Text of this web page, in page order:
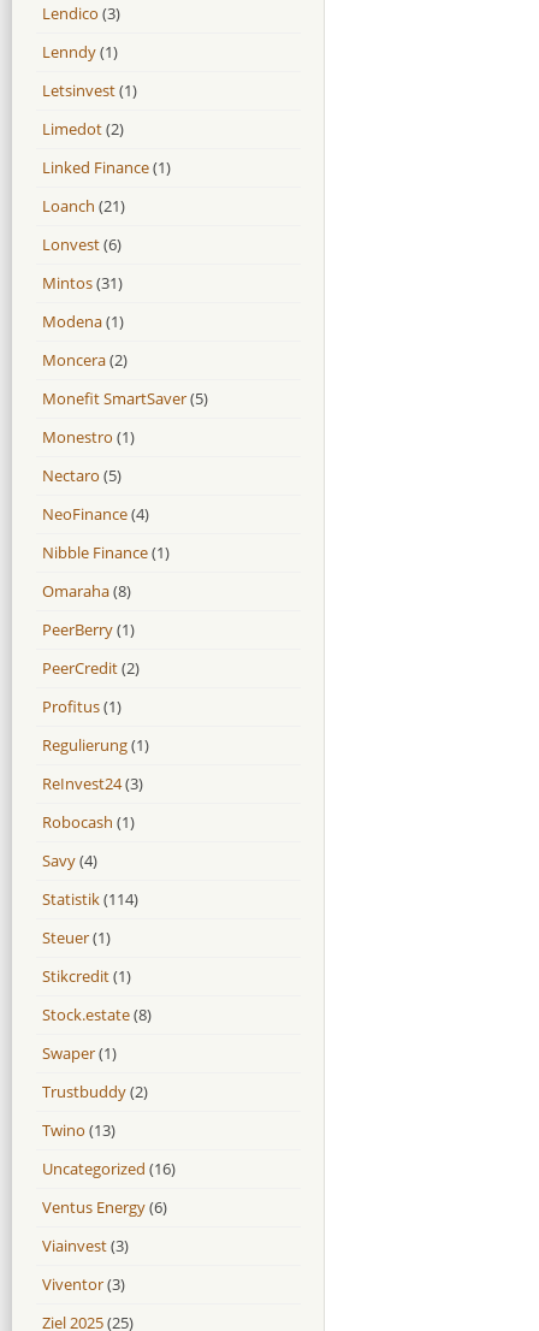
Lendico (3)
Lenndy(1)
Letsinvest(1)
Limedot(2)
Linked Finance(1)
Loanch (21)
Lonvest(6)
Mintos(31)
Modena(1)
Moncera(2)
Monefit SmartSaver(5)
Monestro (1)
Nectaro (5)
NeoFinance(4)
Nibble Finance(1)
Omaraha(8)
PeerBerry(1)
PeerCredit(2)
Profitus(1)
Regulierung(1)
ReInvest24(3)
Robocash (1)
Savy(4)
Statistik(114)
Steuer(1)
Stikcredit(1)
Stock.estate(8)
Swaper(1)
Trustbuddy(2)
Twino (13)
Uncategorized (16)
Ventus Energy(6)
Viainvest(3)
Viventor(3)
Ziel 2025(25)